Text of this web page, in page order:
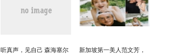
听真声，见自己 森海塞尔
新加坡第一美人范文芳，